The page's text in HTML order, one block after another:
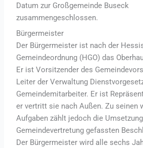
Datum zur Großgemeinde Buseck
zusammengeschlossen.
Bürgermeister
Der Bürgermeister ist nach der
Gemeindeordnung (HGO) das
Er ist Vorsitzender des
Leiter der Verwaltung
Gemeindemitarbeiter. Er ist
er vertritt sie nach Außen. Zu seinen
Aufgaben zählt jedoch die
Gemeindevertretung gefassten
Der Bürgermeister wird alle sechs